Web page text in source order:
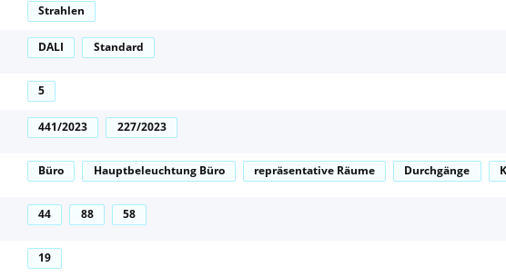
Strahlen
DALI Standard
5
441/2023 227/2023
Büro Hauptbeleuchtung Büro repräsentative Räume Durchgänge
44 88 58
19